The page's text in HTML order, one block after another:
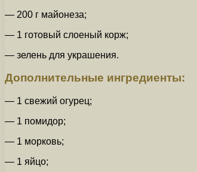
— 200 г майонеза;
— 1 готовый слоеный корж;
— зелень для украшения.
Дополнительные ингредиенты:
— 1 свежий огурец;
— 1 помидор;
— 1 морковь;
— 1 яйцо;